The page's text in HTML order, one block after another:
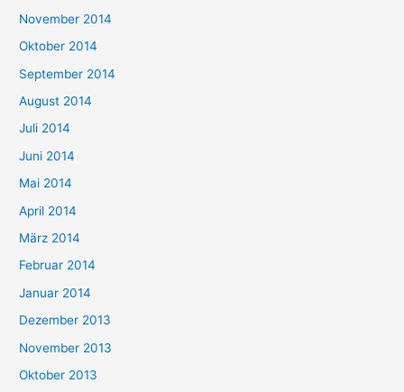
November 2014
Oktober 2014
September 2014
August 2014
Juli 2014
Juni 2014
Mai 2014
April 2014
März 2014
Februar 2014
Januar 2014
Dezember 2013
November 2013
Oktober 2013